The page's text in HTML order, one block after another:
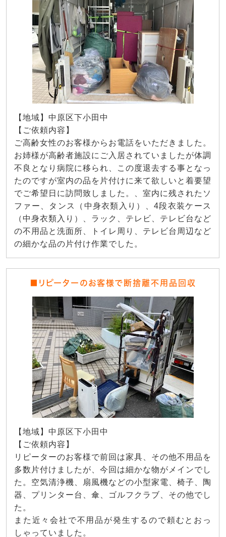
【地域】中原区下小田中
【ご依頼内容】
ご高齢女性のお客様からお電話をいただきました。
お姉様が高齢者施設にご入居されていましたが体調
不良となり病院に移られ、この度退去する事となっ
たのですが室内の品を片付けに来て欲しいと着要望
でご希望日に訪問致しました。、室内に残されたソ
ファー、タンス（中身衣類入り）、4段衣装ケース
（中身衣類入り）、ラック、テレビ、テレビ台など
の不用品と洗面所、トイレ周り、テレビ台周辺など
の細かな品の片付け作業でした。
■リピーターのお客様で断捨離不用品回収
【地域】中原区下小田中
【ご依頼内容】
リピーターのお客様で前回は家具、その他不用品を
多数片付けましたが、今回は細かな物がメインでし
た。空気清浄機、扇風機などの小型家電、椅子、陶
器、プリンター台、傘、ゴルフクラブ、その他でし
た。
また近々会社で不用品が発生するので頼むとおっ
しゃっていました。